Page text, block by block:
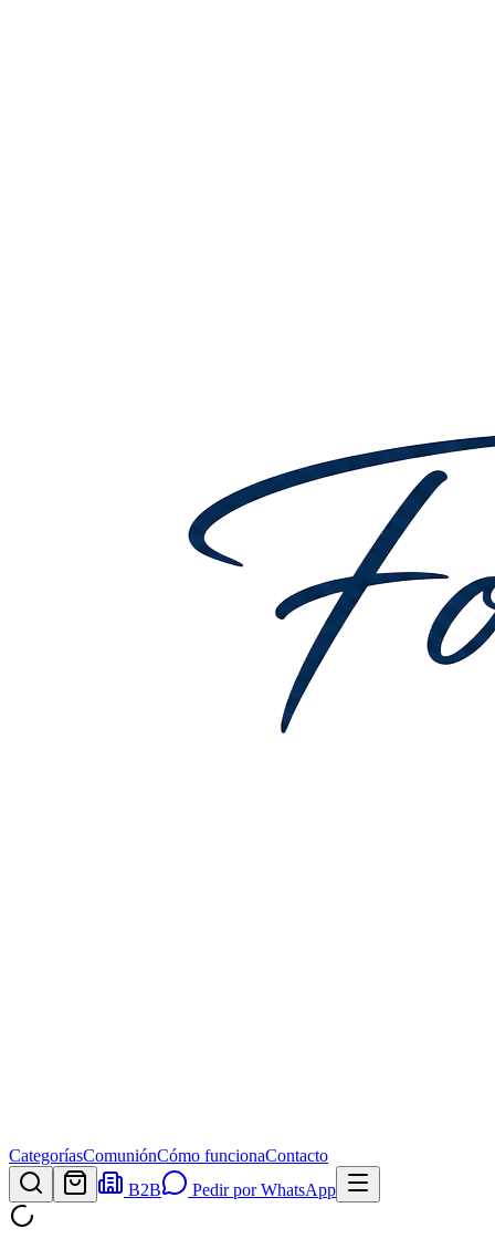
CategoríasComuniónCómo funcionaContacto
B2B
Pedir por WhatsApp